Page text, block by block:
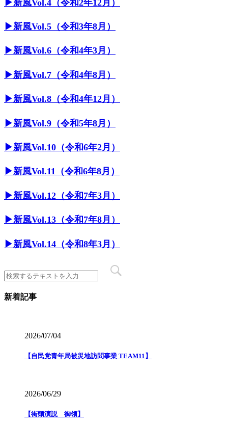
▶︎新風Vol.4（令和2年12月）
▶︎新風Vol.5（令和3年8月）
▶︎新風Vol.6（令和4年3月）
▶︎新風Vol.7（令和4年8月）
▶︎新風Vol.8（令和4年12月）
▶︎新風Vol.9（令和5年8月）
▶︎新風Vol.10（令和6年2月）
▶︎新風Vol.11（令和6年8月）
▶︎新風Vol.12（令和7年3月）
▶︎新風Vol.13（令和7年8月）
▶︎新風Vol.14（令和8年3月）
新着記事
2026/07/04
【自民党青年局被災地訪問事業 TEAM11】
2026/06/29
【街頭演説 御領】